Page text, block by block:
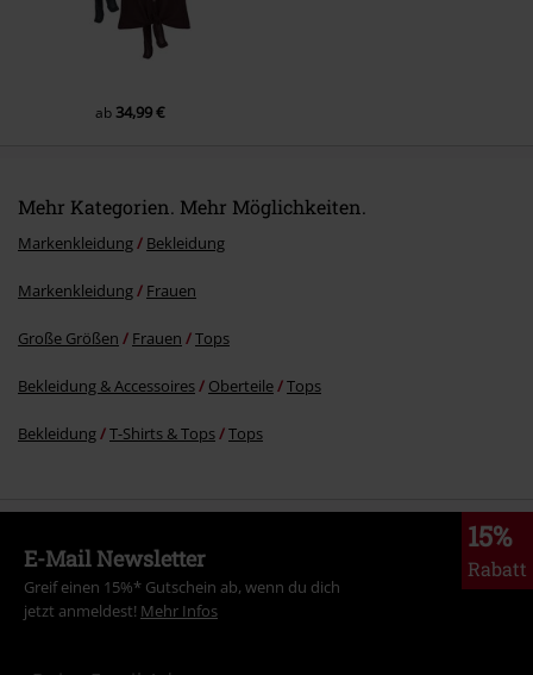
ab34,99 €
Mehr Kategorien. Mehr Möglichkeiten.
Markenkleidung Bekleidung
Markenkleidung Frauen
Große Größen Frauen Tops
Bekleidung & Accessoires Oberteile Tops
Bekleidung T-Shirts & Tops Tops
15%
Rabatt
E-Mail Newsletter
Greif einen 15%* Gutschein ab, wenn du dich
jetzt anmeldest! Mehr Infos